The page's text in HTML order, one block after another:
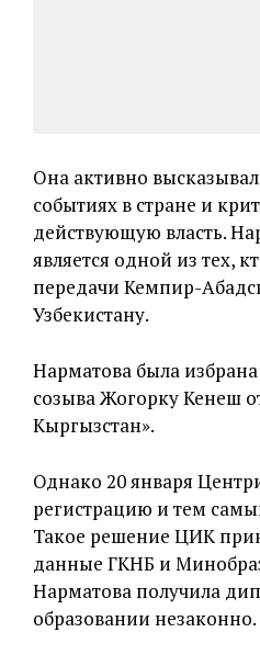
Она активно
событиях в стране и
действующую власть.
является одной из тех,
передачи Кемпир-
Узбекистану.
Нарматова была
созыва Жогорку Кенеш
Кыргызстан».
Однако 20 января
регистрацию и тем
Такое решение ЦИК
данные ГКНБ и
Нарматова получила
образовании незаконно.